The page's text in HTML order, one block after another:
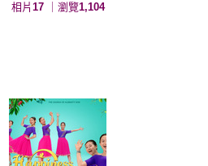
相片 17｜瀏覽1,104